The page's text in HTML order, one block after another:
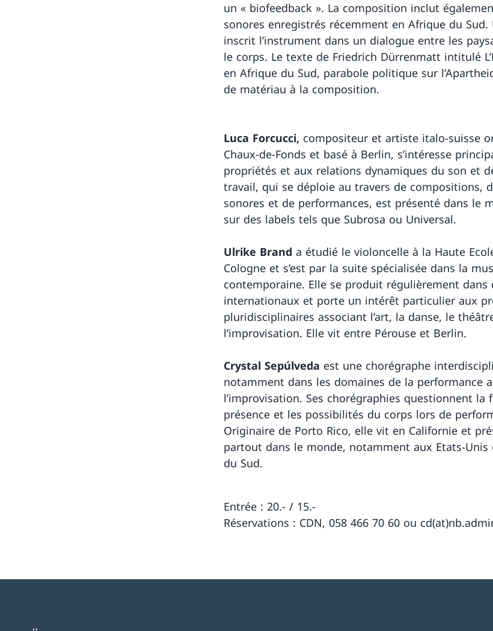
un « biofeedback ». La composition inclut
sonores enregistrés récemment en Afrique du
inscrit l’instrument dans un dialogue entre les
le corps. Le texte de Friedrich Dürrenmatt intitulé
en Afrique du Sud, parabole politique sur
de matériau à la composition.
Luca Forcucci, compositeur et artiste italo-suisse
Chaux-de-Fonds et basé à Berlin, s’intéresse
propriétés et aux relations dynamiques du son et
travail, qui se déploie au travers de compositions,
sonores et de performances, est présenté dans le
sur des labels tels que Subrosa ou Universal.
Ulrike Brand a étudié le violoncelle à la Haute
Cologne et s’est par la suite spécialisée dans la
contemporaine. Elle se produit régulièrement dans
internationaux et porte un intérêt particulier aux
pluridisciplinaires associant l’art, la danse, le
l’improvisation. Elle vit entre Pérouse et Berlin.
Crystal Sepúlveda est une chorégraphe
notamment dans les domaines de la performance
l’improvisation. Ses chorégraphies questionnent la
présence et les possibilités du corps lors de
Originaire de Porto Rico, elle vit en Californie et
partout dans le monde, notamment aux Etats-Unis
du Sud.
Entrée : 20.- / 15.-
Réservations : CDN, 058 466 70 60 ou